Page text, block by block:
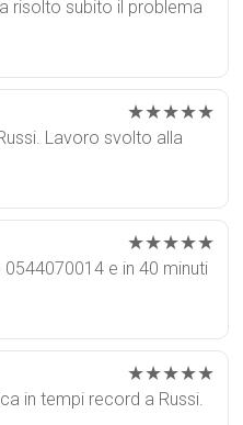
risolto subito il problema
★★★★★
Lavoro svolto alla
★★★★★
e in 40 minuti
★★★★★
in tempi record a Russi.